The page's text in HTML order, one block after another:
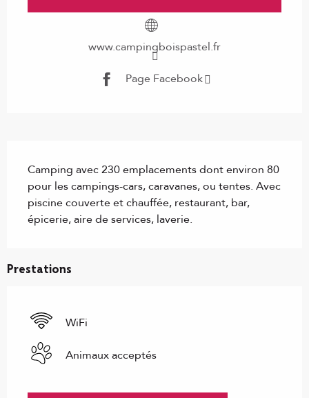
www.campingboispastel.fr
Page Facebook
Camping avec 230 emplacements dont environ 80
pour les campings-cars, caravanes, ou tentes. Avec
piscine couverte et chauffée, restaurant, bar,
épicerie, aire de services, laverie.
Prestations
WiFi
Animaux acceptés